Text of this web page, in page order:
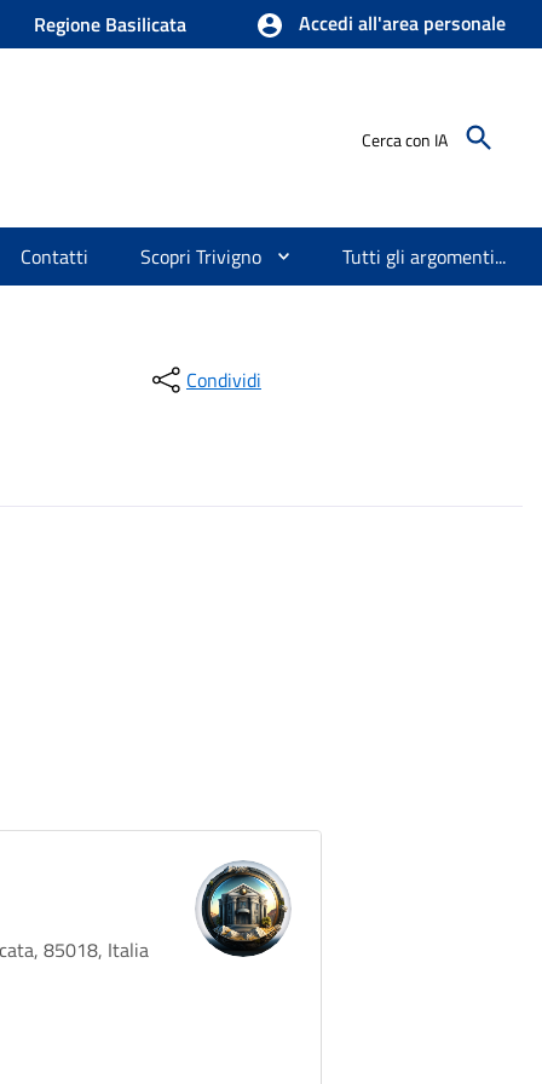
Regione Basilicata Accedi all'area personale
Cerca con IA
Contatti Scopri Trivigno Tutti gli argomenti...
Condividi
85018, Italia